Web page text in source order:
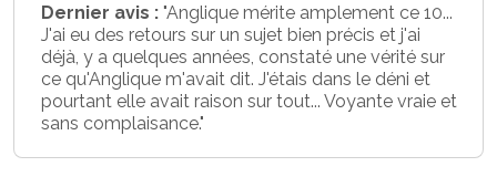
Dernier avis : "Anglique mérite amplement ce 10...
J'ai eu des retours sur un sujet bien précis et j'ai
déjà, y a quelques années, constaté une vérité sur
ce qu'Anglique m'avait dit. J'étais dans le déni et
pourtant elle avait raison sur tout... Voyante vraie et
sans complaisance."